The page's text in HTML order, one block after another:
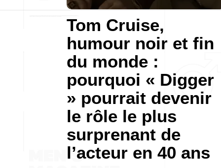
Tom Cruise,
humour noir et fin
du monde :
pourquoi « Digger
» pourrait devenir
le rôle le plus
surprenant de
l’acteur en 40 ans